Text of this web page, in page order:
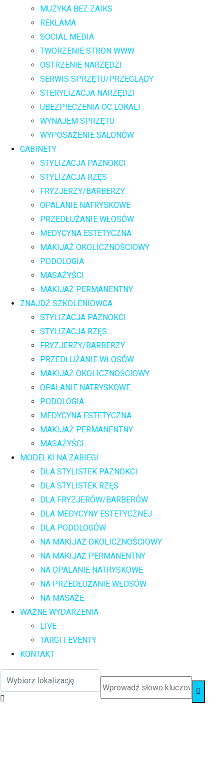
MUZYKA BEZ ZAIKS
REKLAMA
SOCIAL MEDIA
TWORZENIE STRON WWW
OSTRZENIE NARZĘDZI
SERWIS SPRZĘTU/PRZEGLĄDY
STERYLIZACJA NARZĘDZI
UBEZPIECZENIA OC LOKALI
WYNAJEM SPRZĘTU
WYPOSAŻENIE SALONÓW
GABINETY
STYLIZACJA PAZNOKCI
STYLIZACJA RZĘS
FRYZJERZY/BARBERZY
OPALANIE NATRYSKOWE
PRZEDŁUŻANIE WŁOSÓW
MEDYCYNA ESTETYCZNA
MAKIJAŻ OKOLICZNOŚCIOWY
PODOLOGIA
MASAŻYŚCI
MAKIJAŻ PERMANENTNY
ZNAJDŹ SZKOLENIOWCA
STYLIZACJA PAZNOKCI
STYLIZACJA RZĘS
FRYZJERZY/BARBERZY
PRZEDŁUŻANIE WŁOSÓW
MAKIJAŻ OKOLICZNOŚCIOWY
OPALANIE NATRYSKOWE
PODOLOGIA
MEDYCYNA ESTETYCZNA
MAKIJAŻ PERMANENTNY
MASAŻYŚCI
MODELKI NA ZABIEGI
DLA STYLISTEK PAZNOKCI
DLA STYLISTEK RZĘS
DLA FRYZJERÓW/BARBERÓW
DLA MEDYCYNY ESTETYCZNEJ
DLA PODOLOGÓW
NA MAKIJAŻ OKOLICZNOŚCIOWY
NA MAKIJAŻ PERMANENTNY
NA OPALANIE NATRYSKOWE
NA PRZEDŁUŻANIE WŁOSÓW
NA MASAŻE
WAŻNE WYDARZENIA
LIVE
TARGI I EVENTY
KONTAKT